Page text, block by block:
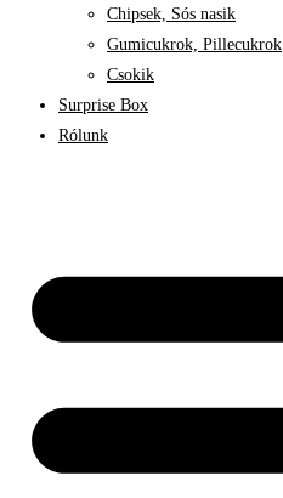
Chipsek, Sós nasik
Gumicukrok, Pillecukrok
Csokik
Surprise Box
Rólunk